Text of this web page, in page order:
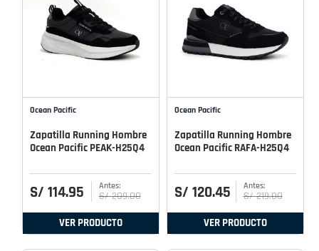
Ocean Pacific
Zapatilla Running Hombre
Ocean Pacific PEAK-H25Q4
S/ 114.95 S/ 209.00
VER PRODUCTO
Ocean Pacific
Zapatilla Running Hombre
Ocean Pacific RAFA-H25Q4
S/ 120.45 S/ 219.00
VER PRODUCTO